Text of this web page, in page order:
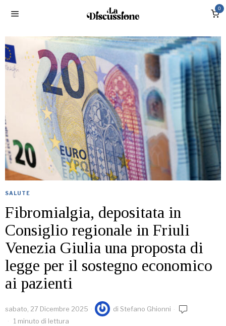
0
SALUTE
Fibromialgia, depositata in
Consiglio regionale in Friuli
Venezia Giulia una proposta di
legge per il sostegno economico
ai pazienti
sabato, 27 Dicembre 2025 di Stefano Ghionni
1 minuto di lettura